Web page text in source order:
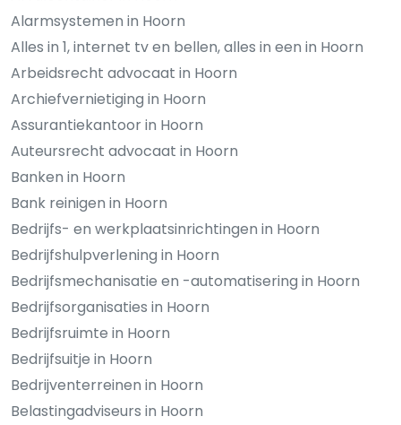
Alarmsystemen in Hoorn
Alles in 1, internet tv en bellen, alles in een in Hoorn
Arbeidsrecht advocaat in Hoorn
Archiefvernietiging in Hoorn
Assurantiekantoor in Hoorn
Auteursrecht advocaat in Hoorn
Banken in Hoorn
Bank reinigen in Hoorn
Bedrijfs- en werkplaatsinrichtingen in Hoorn
Bedrijfshulpverlening in Hoorn
Bedrijfsmechanisatie en -automatisering in Hoorn
Bedrijfsorganisaties in Hoorn
Bedrijfsruimte in Hoorn
Bedrijfsuitje in Hoorn
Bedrijventerreinen in Hoorn
Belastingadviseurs in Hoorn